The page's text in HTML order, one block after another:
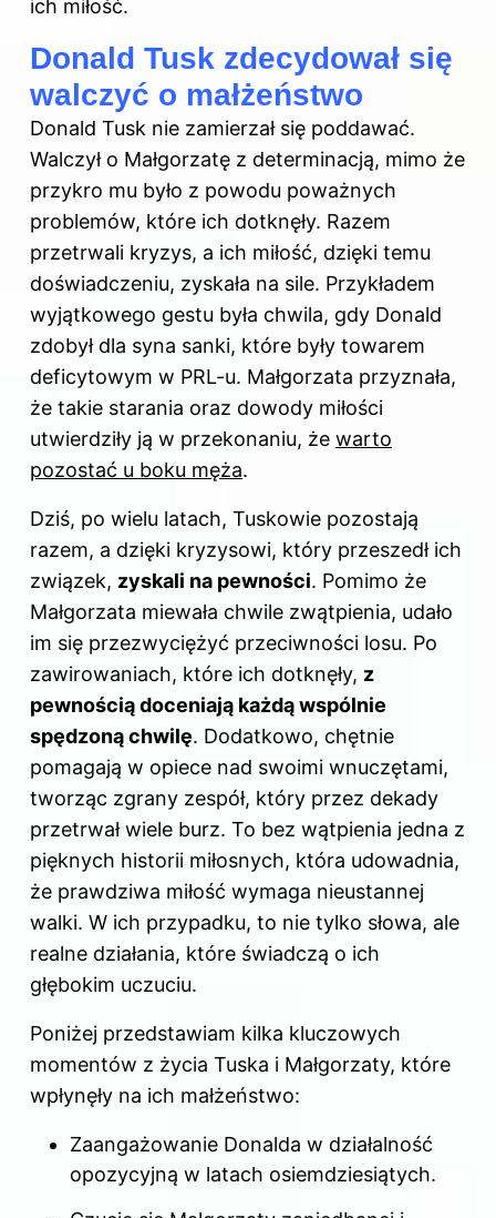
ich miłość.
Donald Tusk zdecydował się
walczyć o małżeństwo
Donald Tusk nie zamierzał się poddawać.
Walczył o Małgorzatę z determinacją, mimo że
przykro mu było z powodu poważnych
problemów, które ich dotknęły. Razem
przetrwali kryzys, a ich miłość, dzięki temu
doświadczeniu, zyskała na sile. Przykładem
wyjątkowego gestu była chwila, gdy Donald
zdobył dla syna sanki, które były towarem
deficytowym w PRL-u. Małgorzata przyznała,
że takie starania oraz dowody miłości
utwierdziły ją w przekonaniu, że warto
pozostać u boku męża.
Dziś, po wielu latach, Tuskowie pozostają
razem, a dzięki kryzysowi, który przeszedł ich
związek, zyskali na pewności. Pomimo że
Małgorzata miewała chwile zwątpienia, udało
im się przezwyciężyć przeciwności losu. Po
zawirowaniach, które ich dotknęły, z
pewnością doceniają każdą wspólnie
spędzoną chwilę. Dodatkowo, chętnie
pomagają w opiece nad swoimi wnuczętami,
tworząc zgrany zespół, który przez dekady
przetrwał wiele burz. To bez wątpienia jedna z
pięknych historii miłosnych, która udowadnia,
że prawdziwa miłość wymaga nieustannej
walki. W ich przypadku, to nie tylko słowa, ale
realne działania, które świadczą o ich
głębokim uczuciu.
Poniżej przedstawiam kilka kluczowych
momentów z życia Tuska i Małgorzaty, które
wpłynęły na ich małżeństwo:
Zaangażowanie Donalda w działalność
opozycyjną w latach osiemdziesiątych.